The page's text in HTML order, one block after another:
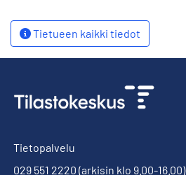
Tietueen kaikki tiedot
Tietopalvelu
029 551 2220 (arkisin klo 9.00-16.00)